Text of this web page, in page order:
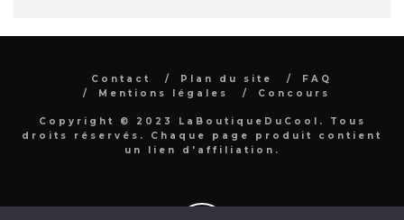
Contact Plan du site
FAQ
Mentions légales
Concours
Copyright © 2023 LaBoutiqueDuCool. Tous
droits réservés. Chaque page produit contient
un lien d'affiliation.